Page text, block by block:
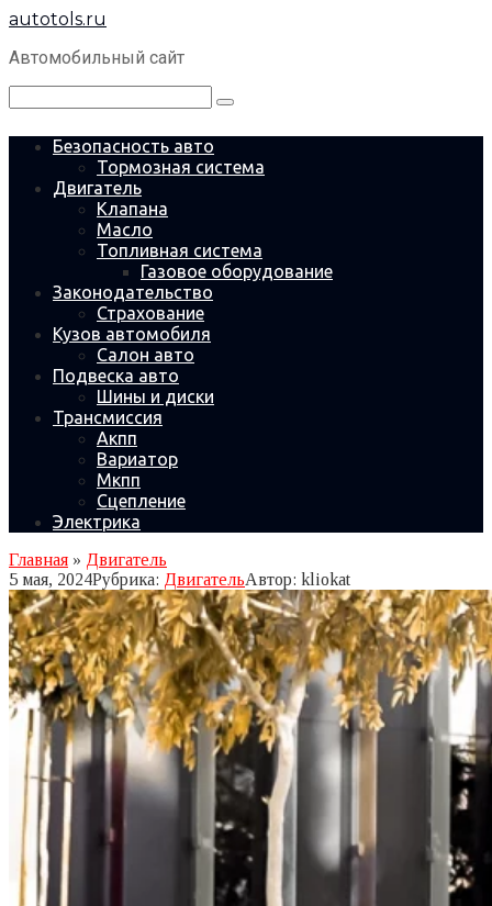
Перейти
контенту
autotols.ru
Автомобильный сайт
Безопасность авто
Тормозная система
Двигатель
Клапана
Масло
Топливная система
Газовое оборудование
Законодательство
Страхование
Кузов автомобиля
Салон авто
Подвеска авто
Шины и диски
Трансмиссия
Акпп
Вариатор
Мкпп
Сцепление
Электрика
Главная » Двигатель
5 мая, 2024Рубрика: ДвигательАвтор: kliokat